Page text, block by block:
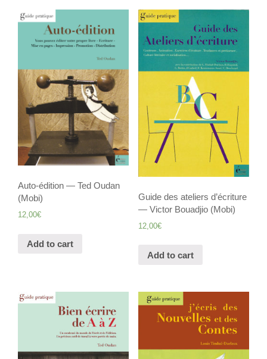
Auto-édition — Ted Oudan
(Mobi)
12,00€
Add to cart
Guide des ateliers d’écriture
— Victor Bouadjio (Mobi)
12,00€
Add to cart